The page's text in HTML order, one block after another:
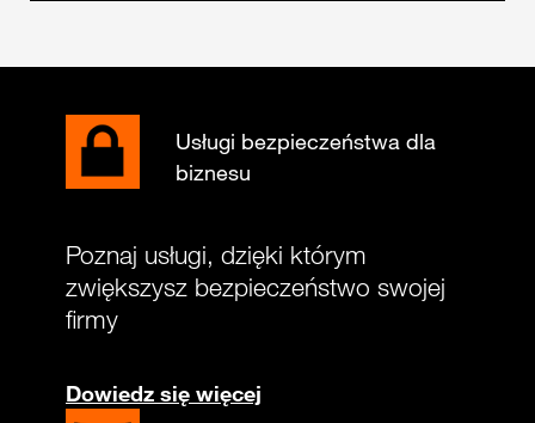
Usługi bezpieczeństwa dla
biznesu
Poznaj usługi, dzięki którym
zwiększysz bezpieczeństwo swojej
firmy
Dowiedz się więcej